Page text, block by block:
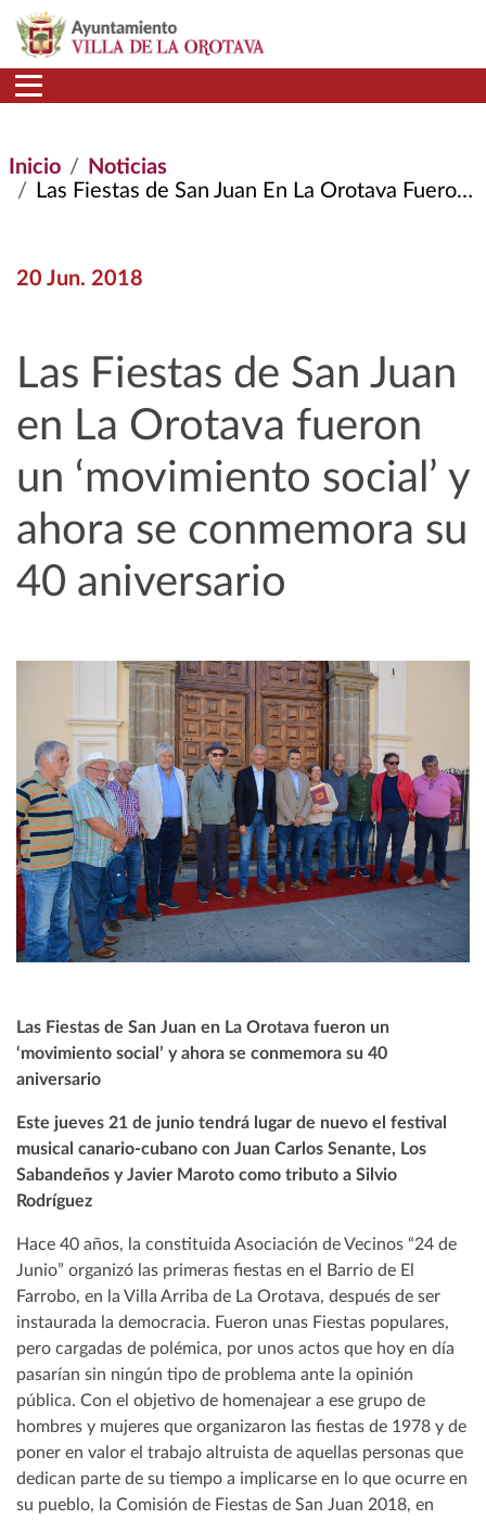
Pasar al contenido principal
Inicio
Noticias
Las Fiestas de San Juan En La Orotava Fueron un ‘movimiento Social’ y Ahora Se Conmemora Su 40 Aniversario
20 Jun. 2018
Las Fiestas de San Juan
en La Orotava fueron
un ‘movimiento social’ y
ahora se conmemora su
40 aniversario
Las Fiestas de San Juan en La Orotava fueron un
‘movimiento social’ y ahora se conmemora su 40
aniversario
Este jueves 21 de junio tendrá lugar de nuevo el festival
musical canario-cubano con Juan Carlos Senante, Los
Sabandeños y Javier Maroto como tributo a Silvio
Rodríguez
Hace 40 años, la constituida Asociación de Vecinos “24 de
Junio” organizó las primeras fiestas en el Barrio de El
Farrobo, en la Villa Arriba de La Orotava, después de ser
instaurada la democracia. Fueron unas Fiestas populares,
pero cargadas de polémica, por unos actos que hoy en día
pasarían sin ningún tipo de problema ante la opinión
pública. Con el objetivo de homenajear a ese grupo de
hombres y mujeres que organizaron las fiestas de 1978 y de
poner en valor el trabajo altruista de aquellas personas que
dedican parte de su tiempo a implicarse en lo que ocurre en
su pueblo, la Comisión de Fiestas de San Juan 2018, en